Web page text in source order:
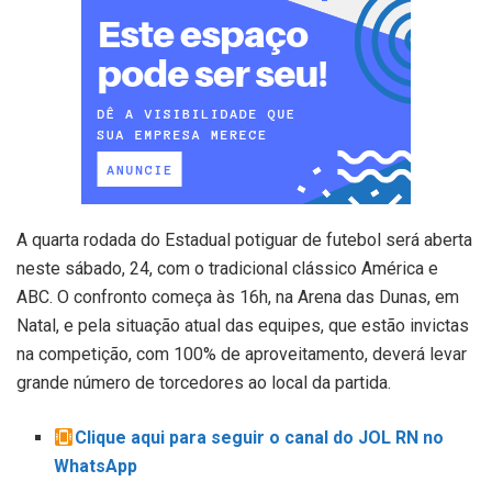
A quarta rodada do Estadual potiguar de futebol será aberta
neste sábado, 24, com o tradicional clássico América e
ABC. O confronto começa às 16h, na Arena das Dunas, em
Natal, e pela situação atual das equipes, que estão invictas
na competição, com 100% de aproveitamento, deverá levar
grande número de torcedores ao local da partida.
Clique aqui para seguir o canal do JOL RN no
WhatsApp